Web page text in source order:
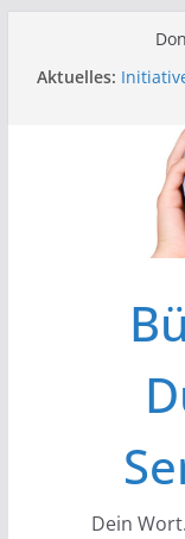
Aktuelles:
Wir
Wir
Dein